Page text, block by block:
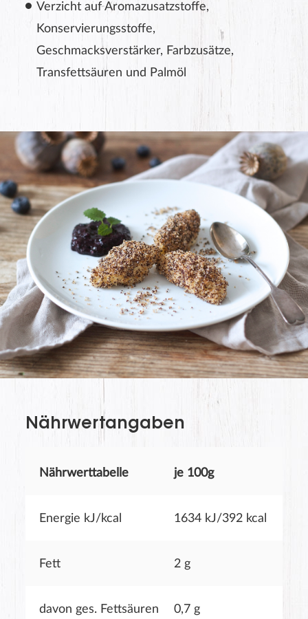
Verzicht auf Aromazusatzstoffe,
Konservierungsstoffe,
Geschmacksverstärker, Farbzusätze,
Transfettsäuren und Palmöl
Nährwertangaben
Nährwerttabelle je 100g
Energie kJ/kcal 1634 kJ/392 kcal
Fett 2 g
davon ges. Fettsäuren 0,7 g